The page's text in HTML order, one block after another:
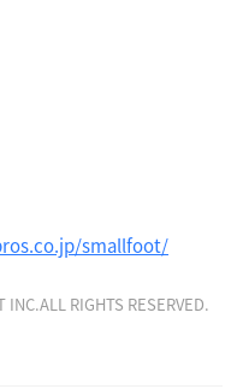
smallfoot/
RIGHTS RESERVED.